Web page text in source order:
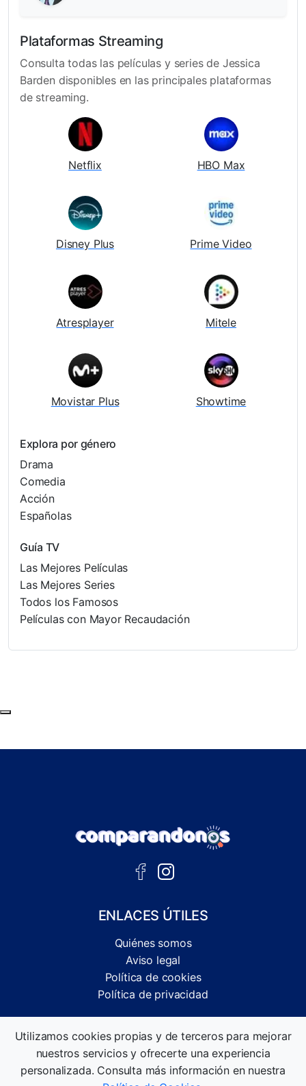
Plataformas Streaming
Consulta todas las películas y series de Jessica
Barden disponibles en las principales plataformas
de streaming.
Netflix HBO Max
Disney Plus Prime Video
Atresplayer Mitele
Movistar Plus Showtime
Explora por género
Drama
Comedia
Acción
Españolas
Guía TV
Las Mejores Películas
Las Mejores Series
Todos los Famosos
Películas con Mayor Recaudación
ENLACES ÚTILES
Quiénes somos
Aviso legal
Política de cookies
Política de privacidad
informativas.
©2026 Comparandonos. Todos los derechos reservados.
Utilizamos cookies propias y de terceros para mejorar
nuestros servicios y ofrecerte una experiencia
personalizada. Consulta más información en nuestra